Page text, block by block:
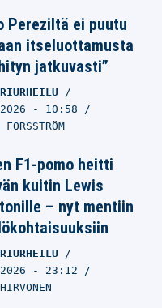
Pereziltä ei puutu
itseluottamusta
jatkuvasti”
- 10:58
F1-pomo heitti
kuitin Lewis
– nyt mentiin
- 23:12